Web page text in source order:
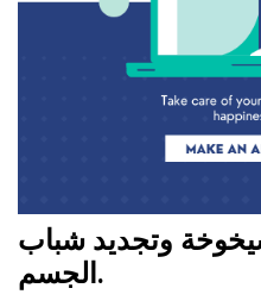
وتجديد شباب
الجسم.